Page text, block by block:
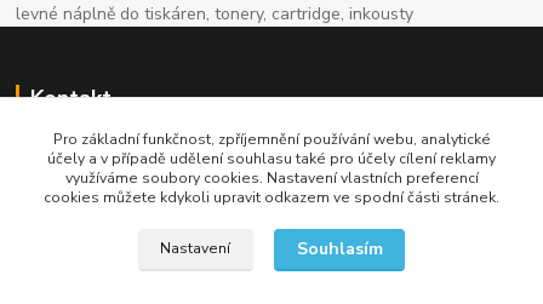
levné náplně do tiskáren, tonery, cartridge, inkousty
Kontakt
+420 774 913 718
info@levnenaplne.com
Pro základní funkčnost, zpříjemnění používání webu, analytické
účely a v případě udělení souhlasu také pro účely cílení reklamy
využíváme soubory cookies. Nastavení vlastních preferencí
cookies můžete kdykoli upravit odkazem ve spodní části stránek.
Nastavení Souhlasím